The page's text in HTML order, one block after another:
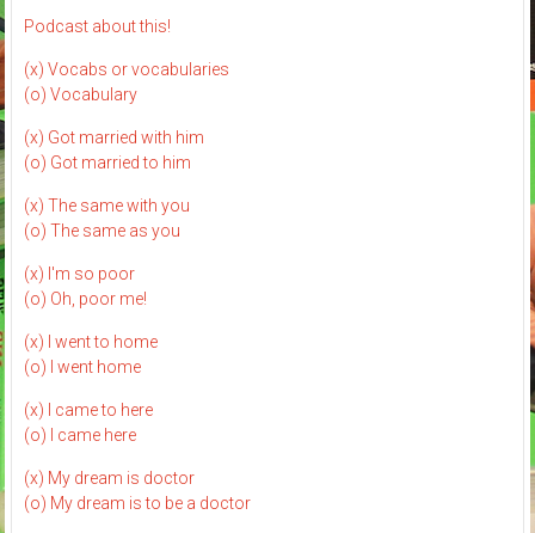
Podcast about this!
(x) Vocabs or vocabularies
(o) Vocabulary
(x) Got married with him
(o) Got married to him
(x) The same with you
(o) The same as you
(x) I'm so poor
(o) Oh, poor me!
(x) I went to home
(o) I went home
(x) I came to here
(o) I came here
(x) My dream is doctor
(o) My dream is to be a doctor